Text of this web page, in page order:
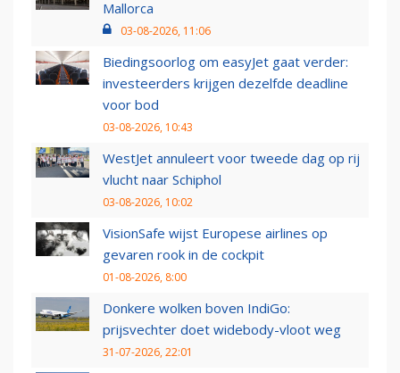
Mallorca
03-08-2026, 11:06
Biedingsoorlog om easyJet gaat verder:
investeerders krijgen dezelfde deadline
voor bod
03-08-2026, 10:43
WestJet annuleert voor tweede dag op rij
vlucht naar Schiphol
03-08-2026, 10:02
VisionSafe wijst Europese airlines op
gevaren rook in de cockpit
01-08-2026, 8:00
Donkere wolken boven IndiGo:
prijsvechter doet widebody-vloot weg
31-07-2026, 22:01